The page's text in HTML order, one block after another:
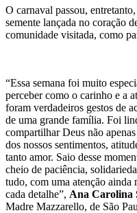
O carnaval passou,
semente lançada no coração
comunidade visitada, como
“Essa semana foi muito
perceber como o carinho e a
foram verdadeiros gestos de
de uma grande família. Foi
compartilhar Deus não
dos nossos sentimentos,
tanto amor. Saio desse
cheio de paciência,
tudo, com uma atenção ainda
cada detalhe”, Ana Carolina
Madre Mazzarello, de São